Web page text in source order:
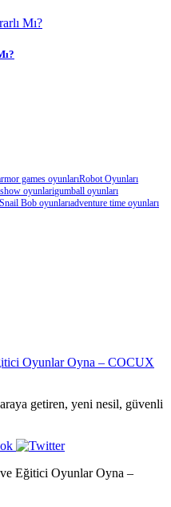
games oyunlarıRobot Oyunları
oyunlarigumball oyunları
Snail Bob oyunlarıadventure time oyunları
getiren, yeni nesil, güvenli
Eğitici Oyunlar Oyna –